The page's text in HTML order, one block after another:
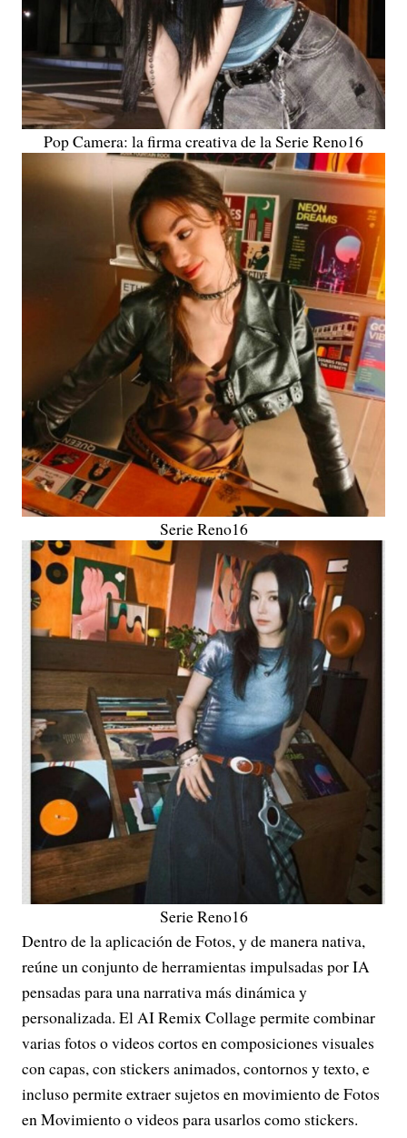
Pop Camera: la firma creativa de la Serie Reno16
Serie Reno16
Serie Reno16
Dentro de la aplicación de Fotos, y de manera nativa,
reúne un conjunto de herramientas impulsadas por IA
pensadas para una narrativa más dinámica y
personalizada. El AI Remix Collage permite combinar
varias fotos o videos cortos en composiciones visuales
con capas, con stickers animados, contornos y texto, e
incluso permite extraer sujetos en movimiento de Fotos
en Movimiento o videos para usarlos como stickers.